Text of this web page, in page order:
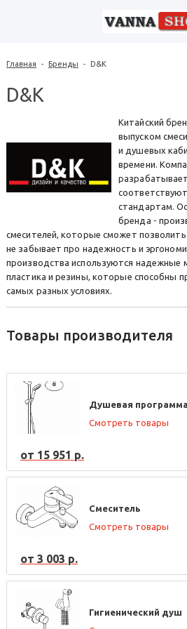
Главная - Бренды - D&K
D&K
Китайский
выпуском
и душевых
времени.
стандартам.
бренда -
смесителей, которые сможет
не забывает про надежность и
производства используются надежные
пластика и резины, которые способны
самых разных условиях.
Товары производителя
Душевая программа
Смотреть товары
от 15 951 р.
Смеситель
Смотреть товары
от 3 003 р.
Гигиенический душ